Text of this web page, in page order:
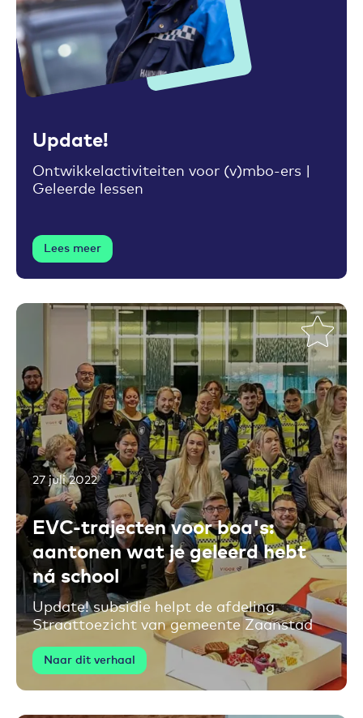
Toevoegen aan favorieten
Update!
Ontwikkelactiviteiten voor (v)mbo-ers |
Geleerde lessen
Lees meer
Toevoegen aan favorieten
27 juli 2022
EVC-trajecten voor boa's:
aantonen wat je geleerd hebt
ná school
Update! subsidie helpt de afdeling
Straattoezicht van gemeente Zaanstad
Naar dit verhaal